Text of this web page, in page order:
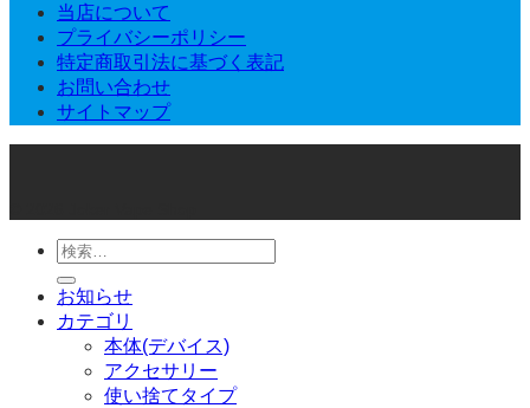
当店について
プライバシーポリシー
特定商取引法に基づく表記
お問い合わせ
サイトマップ
検
索
対
象:
お知らせ
カテゴリ
本体(デバイス)
アクセサリー
使い捨てタイプ